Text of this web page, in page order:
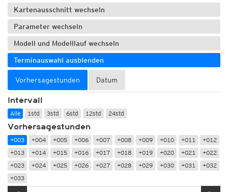
Kartenausschnitt wechseln
Parameter wechseln
Modell und Modelllauf wechseln
Terminauswahl ausblenden
Vorhersagestunden Datum
Intervall
Alle 1std 3std 6std 12std 24std
Vorhersagestunden
+003 +004 +005 +006 +007 +008 +009 +010 +011
+012
+013
+014 +015 +016 +017 +018 +019 +020 +021
+022
+023
+024 +025 +026 +027 +028 +029 +030 +031
+032
+033